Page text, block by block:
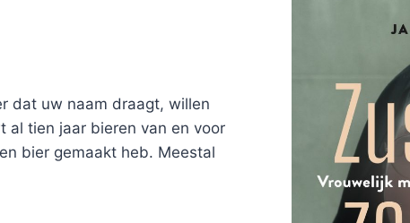
dat uw naam draagt, willen
al tien jaar bieren van en voor
bier gemaakt heb. Meestal